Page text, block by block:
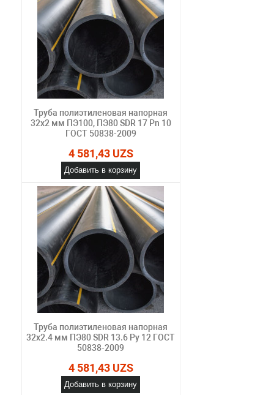
Труба полиэтиленовая напорная
32х2 мм ПЭ100, ПЭ80 SDR 17 Pn 10
ГОСТ 50838-2009
4 581,43 UZS
Добавить в корзину
Труба полиэтиленовая напорная
32х2.4 мм ПЭ80 SDR 13.6 Ру 12 ГОСТ
50838-2009
4 581,43 UZS
Добавить в корзину